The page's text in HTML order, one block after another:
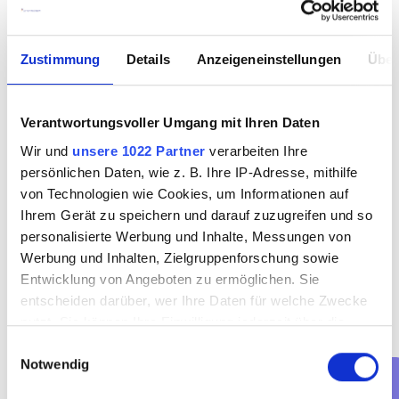
Zustimmung Details Anzeigeneinstellungen
Verantwortungsvoller Umgang mit Ihren Daten
Wir und unsere 1022 Partner verarbeiten Ihre
persönlichen Daten, wie z. B. Ihre IP-Adresse, mithilfe
von Technologien wie Cookies, um Informationen auf
Ihrem Gerät zu speichern und darauf zuzugreifen und so
personalisierte Werbung und Inhalte, Messungen von
Werbung und Inhalten, Zielgruppenforschung sowie
Entwicklung von Angeboten zu ermöglichen. Sie
entscheiden darüber, wer Ihre Daten für welche Zwecke
nutzt. Sie können Ihre Einwilligung jederzeit über die
Trigger Symbol ändern oder widerrufen
Notwendig
erreicht man durch die Weiterbildungen zum
Gesundheits- und Pflegeassistenten in der Regel um
Angeboten werden solche Weiterbildungen vom
Universitätsklinikum Bonn, der Pflegeschule Köln
sowie der Caritas Akademie Köln-Hohenlind.
Gesundheitswissenschaft oder Medizin- und